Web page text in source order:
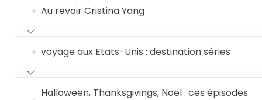
Au revoir Cristina Yang
voyage aux Etats-Unis : destination séries
Halloween, Thanksgivings, Noël : ces épisodes